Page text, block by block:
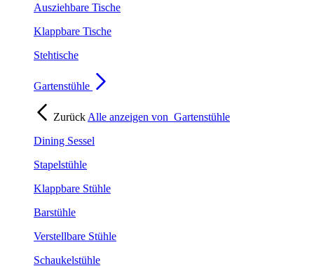
Ausziehbare Tische
Klappbare Tische
Stehtische
Gartenstühle
Zurück Alle anzeigen von Gartenstühle
Dining Sessel
Stapelstühle
Klappbare Stühle
Barstühle
Verstellbare Stühle
Schaukelstühle